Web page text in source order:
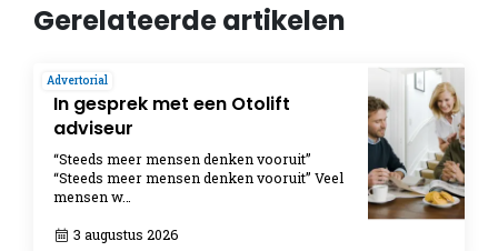
Gerelateerde artikelen
In gesprek met een Otolift
adviseur
“Steeds meer mensen denken vooruit”
“Steeds meer mensen denken vooruit” Veel
mensen w…
3 augustus 2026
Advertorial